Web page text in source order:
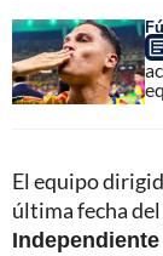
El equipo
última fecha
Independiente